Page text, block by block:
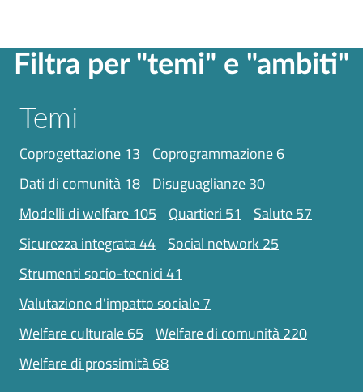
Filtra per "temi" e "ambiti"
Temi
coprogettazione 13 coprogrammazione6
dati di comunità 18 disuguaglianze30
modelli di welfare 105 quartieri 51 salute57
sicurezza integrata44 social network 25
strumenti socio-tecnici41
valutazione d'impatto sociale7
welfare culturale65 welfare di comunità220
welfare di prossimità68